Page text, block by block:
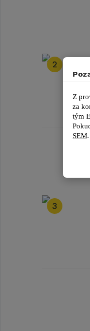
2
3
Z
za
tým
SEM.